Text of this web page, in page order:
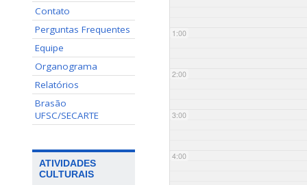
Contato
Perguntas Frequentes
Equipe
Organograma
Relatórios
Brasão
UFSC/SECARTE
ATIVIDADES
CULTURAIS
1:00
2:00
3:00
4:00